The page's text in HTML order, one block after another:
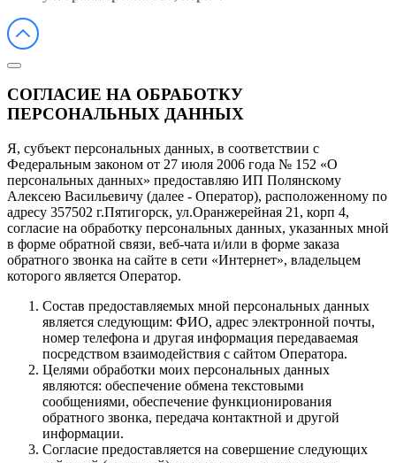
СОГЛАСИЕ НА ОБРАБОТКУ
ПЕРСОНАЛЬНЫХ ДАННЫХ
Я, субъект персональных данных, в соответствии с
Федеральным законом от 27 июля 2006 года № 152 «О
персональных данных» предоставляю ИП Полянскому
Алексею Васильевичу (далее - Оператор), расположенному по
адресу 357502 г.Пятигорск, ул.Оранжерейная 21, корп 4,
согласие на обработку персональных данных, указанных мной
в форме обратной связи, веб-чата и/или в форме заказа
обратного звонка на сайте в сети «Интернет», владельцем
которого является Оператор.
Состав предоставляемых мной персональных данных
является следующим: ФИО, адрес электронной почты,
номер телефона и другая информация передаваемая
посредством взаимодействия с сайтом Оператора.
Целями обработки моих персональных данных
являются: обеспечение обмена текстовыми
сообщениями, обеспечение функционирования
обратного звонка, передача контактной и другой
информации.
Согласие предоставляется на совершение следующих